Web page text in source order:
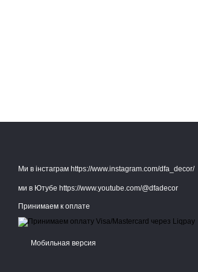
Ми в інстаграм https://www.instagram.com/dfa_decor/
ми в Ютубе https://www.youtube.com/@dfadecor
Принимаем к оплате
Мобильная версия